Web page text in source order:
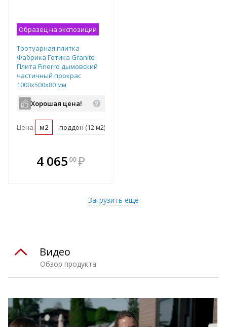
Образец на экспозиции
Тротуарная плитка
Фабрика Готика Granite
Плита Finerro дымовский
частичный прокрас
1000х500х80 мм
Хорошая цена!
Цена: м2 поддон (12 м2)
4 065 00 ₽
Загрузить еще
Обзор продукта
Видео